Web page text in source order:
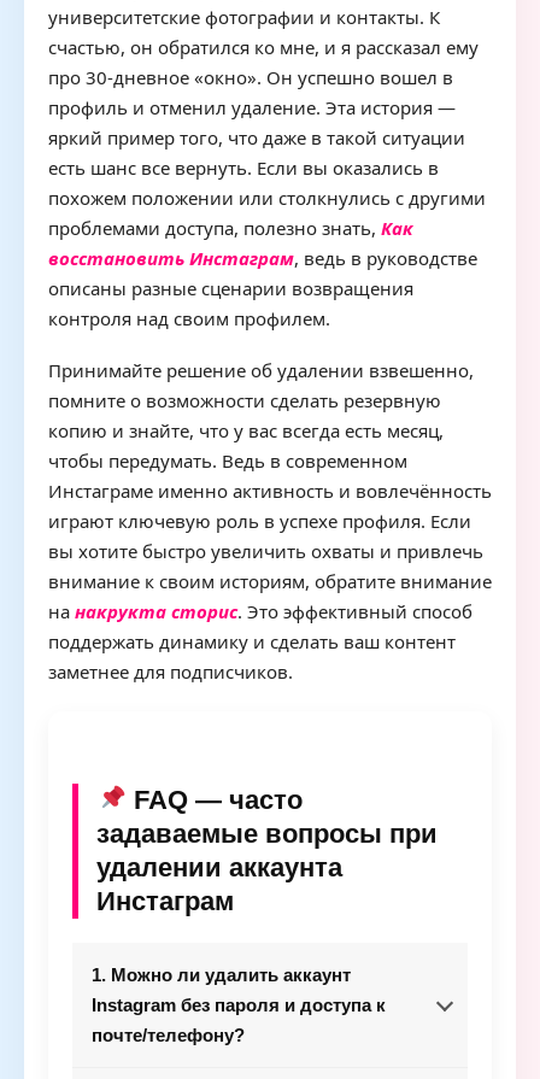
университетские фотографии и контакты. К
счастью, он обратился ко мне, и я рассказал ему
про 30-дневное «окно». Он успешно вошел в
профиль и отменил удаление. Эта история —
яркий пример того, что даже в такой ситуации
есть шанс все вернуть. Если вы оказались в
похожем положении или столкнулись с другими
проблемами доступа, полезно знать, Как
восстановить Инстаграм, ведь в руководстве
описаны разные сценарии возвращения
контроля над своим профилем.
Принимайте решение об удалении взвешенно,
помните о возможности сделать резервную
копию и знайте, что у вас всегда есть месяц,
чтобы передумать. Ведь в современном
Инстаграме именно активность и вовлечённость
играют ключевую роль в успехе профиля. Если
вы хотите быстро увеличить охваты и привлечь
внимание к своим историям, обратите внимание
на накрукта сторис. Это эффективный способ
поддержать динамику и сделать ваш контент
заметнее для подписчиков.
FAQ — часто
задаваемые вопросы при
удалении аккаунта
Инстаграм
1. Можно ли удалить аккаунт
Instagram без пароля и доступа к
почте/телефону?